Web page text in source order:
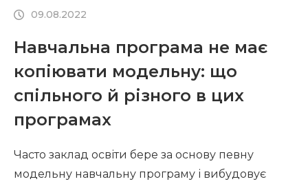
09.08.2022
Навчальна програма не має
копіювати модельну: що
спільного й різного в цих
програмах
Часто заклад освіти бере за основу певну
модельну навчальну програму і вибудовує